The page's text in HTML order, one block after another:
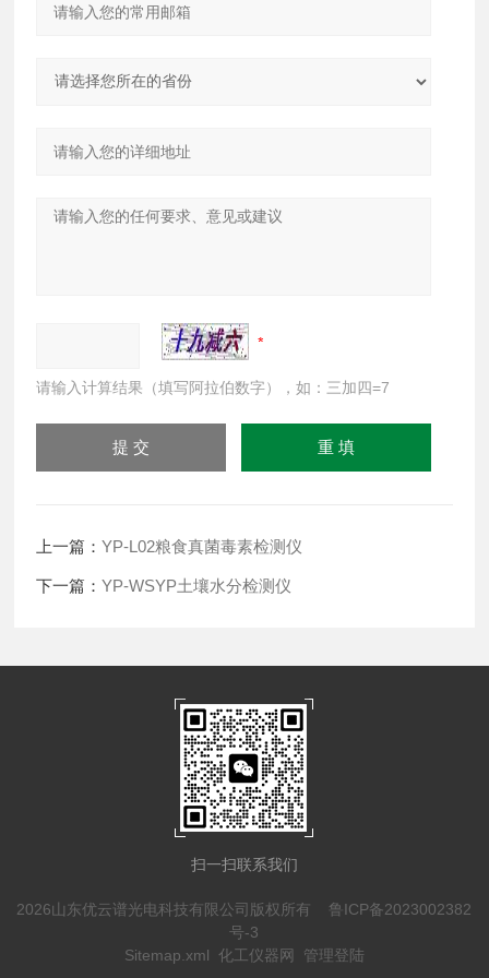
请输入计算结果（填写阿拉伯数字），如：三加四=7
上一篇：YP-L02粮食真菌毒素检测仪
下一篇：YP-WSYP土壤水分检测仪
扫一扫联系我们
2026山东优云谱光电科技有限公司版权所有 鲁ICP备2023002382
号-3
Sitemap.xml 化工仪器网 管理登陆